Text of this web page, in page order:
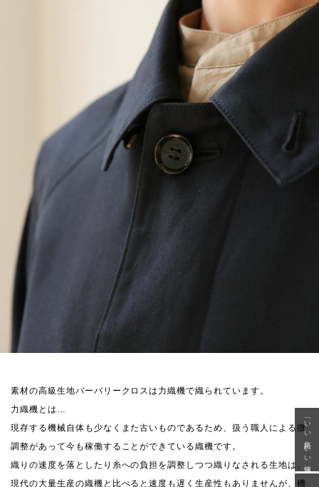
素材の高級生地バーバリークロスは力織機で織られています。
力織機とは…
現存する機械自体も少なくまた古いものであるため、扱う職人による微
調整があって今も稼働することができている織機です。
織りの速度を落としたり糸への負担を調整しつつ織りなされる生地は、
現代の大量生産の織機と比べると速度も遅く生産性もありませんが、機
「いい年齢 いい洋服」